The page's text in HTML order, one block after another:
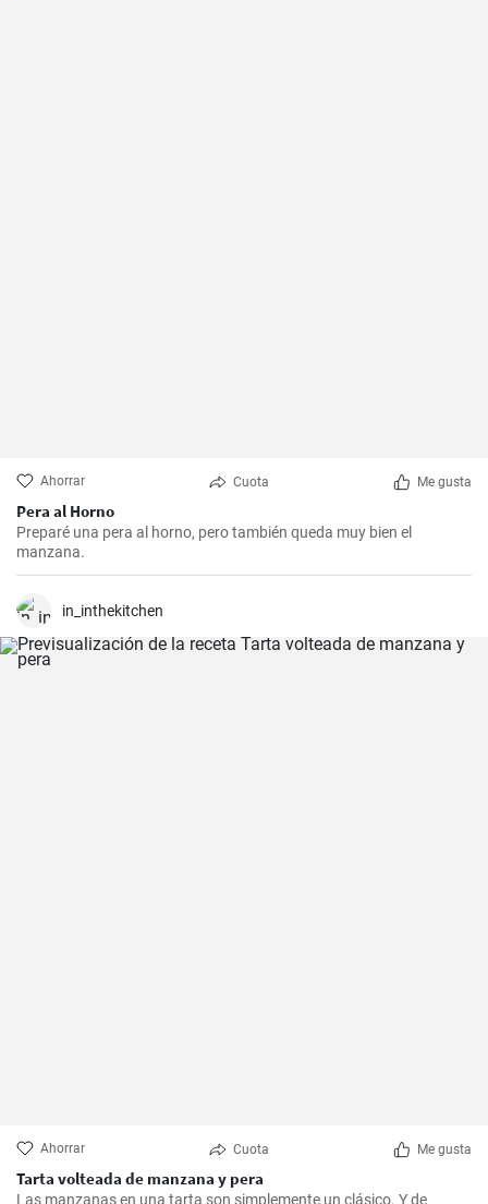
Ahorrar Cuota Me gusta
Pera al Horno
Preparé una pera al horno, pero también queda muy bien el
manzana.
in_inthekitchen
Ahorrar Cuota Me gusta
Tarta volteada de manzana y pera
Las manzanas en una tarta son simplemente un clásico. Y de